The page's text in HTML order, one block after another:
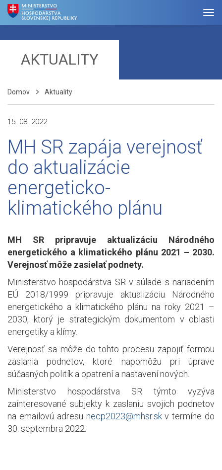
AKTUALITY
Domov Aktuality
15. 08. 2022
MH SR zapája verejnosť
do aktualizácie
energeticko-
klimatického plánu
MH SR pripravuje aktualizáciu Národného
energetického a klimatického plánu 2021 – 2030.
Verejnosť môže zasielať podnety.
Ministerstvo hospodárstva SR v súlade s nariadením
EÚ 2018/1999 pripravuje aktualizáciu Národného
energetického a klimatického plánu na roky 2021 –
2030, ktorý je strategickým dokumentom v oblasti
energetiky a klímy.
Verejnosť sa môže do tohto procesu zapojiť formou
zaslania podnetov, ktoré napomôžu pri úprave
súčasných politík a opatrení a nastavení nových.
Ministerstvo hospodárstva SR týmto vyzýva
zainteresované subjekty k zaslaniu svojich podnetov
na emailovú adresu necp2023@mhsr.skv termíne do
30. septembra 2022.